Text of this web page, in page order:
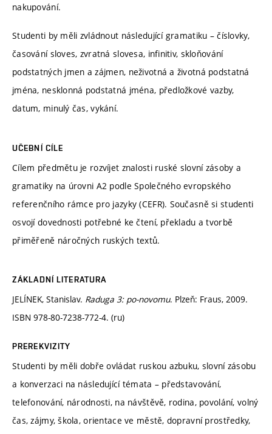
nakupování.
Studenti by měli zvládnout následující gramatiku – číslovky,
časování sloves, zvratná slovesa, infinitiv, skloňování
podstatných jmen a zájmen, neživotná a životná podstatná
jména, nesklonná podstatná jména, předložkové vazby,
datum, minulý čas, vykání.
UČEBNÍ CÍLE
Cílem předmětu je rozvíjet znalosti ruské slovní zásoby a
gramatiky na úrovni A2 podle Společného evropského
referenčního rámce pro jazyky (CEFR). Současně si studenti
osvojí dovednosti potřebné ke čtení, překladu a tvorbě
přiměřeně náročných ruských textů.
ZÁKLADNÍ LITERATURA
JELÍNEK, Stanislav. Raduga 3: po-novomu. Plzeň: Fraus, 2009.
ISBN 978-80-7238-772-4. (ru)
PREREKVIZITY
Studenti by měli dobře ovládat ruskou azbuku, slovní zásobu
a konverzaci na následující témata – představování,
telefonování, národnosti, na návštěvě, rodina, povolání, volný
čas, zájmy, škola, orientace ve městě, dopravní prostředky,